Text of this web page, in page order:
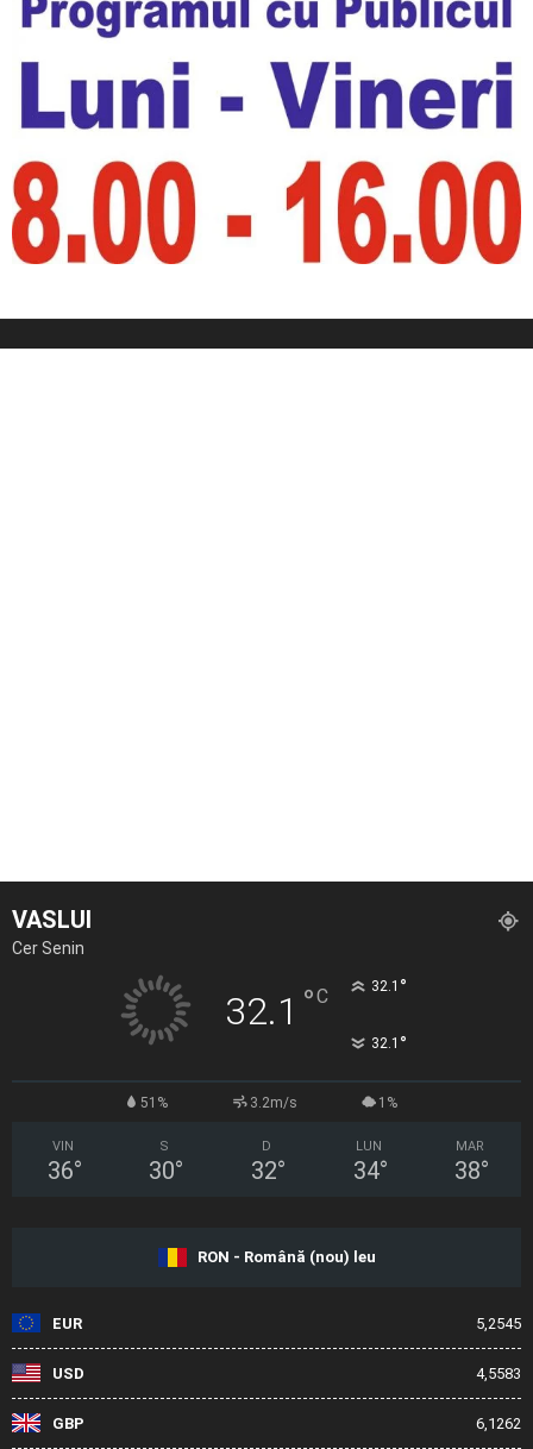
VASLUI
Cer Senin
32.1 °C 32.1 °
32.1 °
51% 3.2m/s 1%
VIN
36°
S
30°
D
32°
LUN
34°
MAR
38°
RON - Română (nou) leu
EUR 5,2545
USD 4,5583
GBP 6,1262